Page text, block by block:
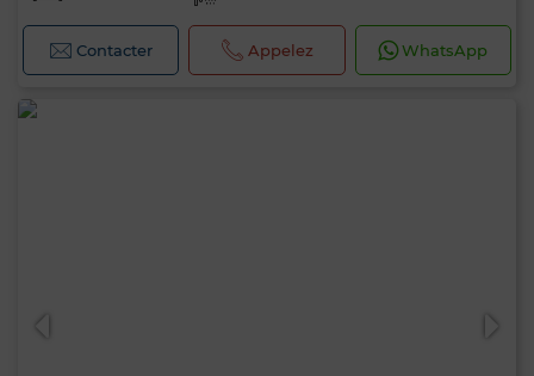
Contacter Appelez WhatsApp